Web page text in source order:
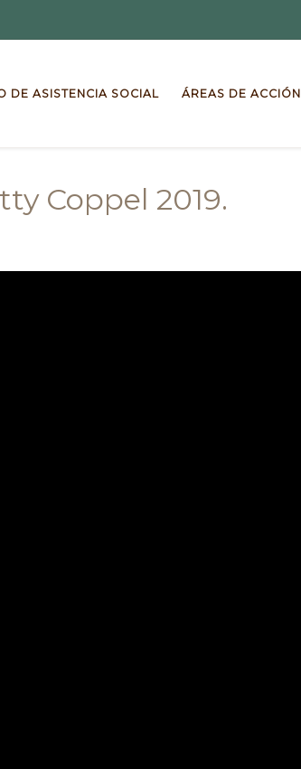
DE ASISTENCIA SOCIAL ÁREAS DE ACCIÓN
Coppel 2019.